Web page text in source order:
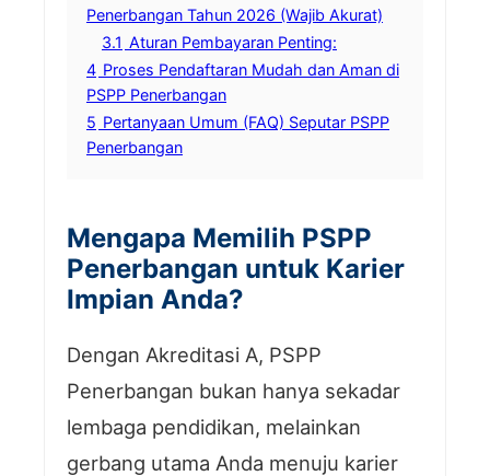
Penerbangan Tahun 2026 (Wajib Akurat)
3.1 Aturan Pembayaran Penting:
4 Proses Pendaftaran Mudah dan Aman di
PSPP Penerbangan
5 Pertanyaan Umum (FAQ) Seputar PSPP
Penerbangan
Mengapa Memilih PSPP
Penerbangan untuk Karier
Impian Anda?
Dengan Akreditasi A, PSPP
Penerbangan bukan hanya sekadar
lembaga pendidikan, melainkan
gerbang utama Anda menuju karier